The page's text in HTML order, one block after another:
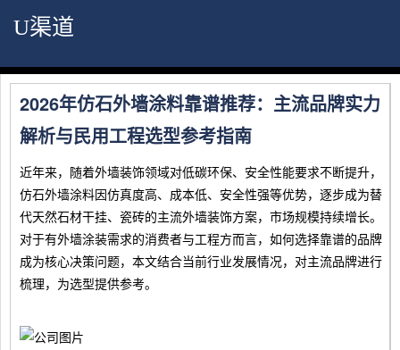
U渠道
2026年仿石外墙涂料靠谱推荐：主流品牌实力
解析与民用工程选型参考指南
近年来，随着外墙装饰领域对低碳环保、安全性能要求不断提升，
仿石外墙涂料因仿真度高、成本低、安全性强等优势，逐步成为替
代天然石材干挂、瓷砖的主流外墙装饰方案，市场规模持续增长。
对于有外墙涂装需求的消费者与工程方而言，如何选择靠谱的品牌
成为核心决策问题，本文结合当前行业发展情况，对主流品牌进行
梳理，为选型提供参考。